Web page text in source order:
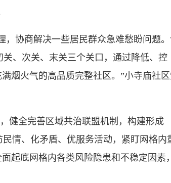
协商解决一些居民群众急难愁盼问题。
、次关、末关三个关口，通过降低、控
烟火气的高品质完整社区。”小寺庙社
健全完善区域共治联盟机制，构建形成
情、化矛盾、优服务活动，紧盯网格内
起底网格内各类风险隐患和不稳定因素，